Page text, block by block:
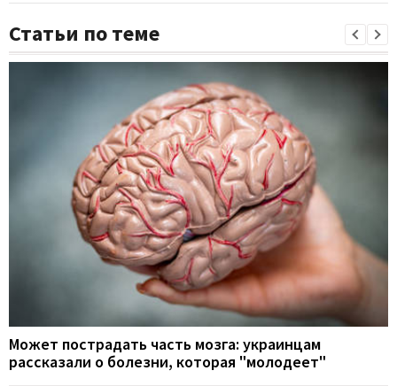
Статьи по теме
Может пострадать часть мозга: украинцам
рассказали о болезни, которая "молодеет"